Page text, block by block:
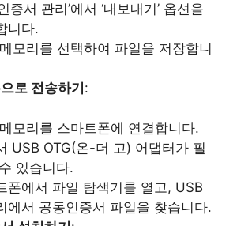
증서 관리’에서 ‘내보내기’ 옵션을
니다.
모리를 선택하여 파일을 저장합니
로 전송하기 :
모리를 스마트폰에 연결합니다.
USB OTG(온-더 고) 어댑터가 필
있습니다.
폰에서 파일 탐색기를 열고, USB
에서 공동인증서 파일을 찾습니다.